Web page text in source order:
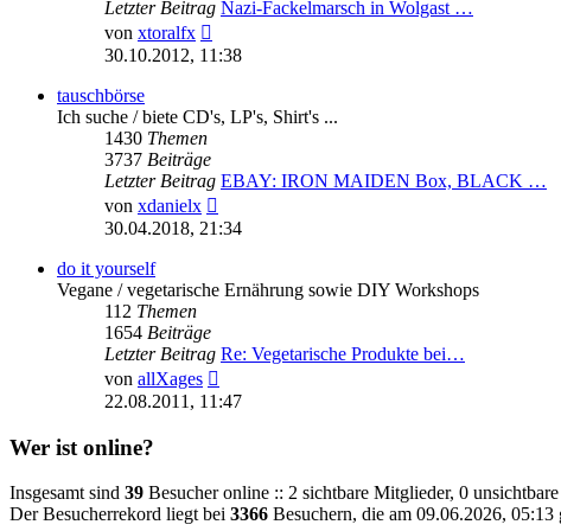
Letzter Beitrag Nazi-Fackelmarsch in Wolgast …
von xtoralfx
Beitrag
30.10.2012, 11:38
tauschbörse
Ich suche / biete CD's, LP's, Shirt's ...
1430 Themen
3737 Beiträge
Letzter Beitrag EBAY: IRON MAIDEN Box, BLACK …
von xdanielx
Beitrag
30.04.2018, 21:34
do it yourself
Vegane / vegetarische Ernährung sowie DIY Workshops
112 Themen
1654 Beiträge
Letzter Beitrag Re: Vegetarische Produkte bei…
von allXages
Beitrag
22.08.2011, 11:47
Wer ist online?
Insgesamt sind 39 Besucher online :: 2 sichtbare Mitglieder, 0
Der Besucherrekord liegt bei 3366 Besuchern, die am 09.06.2026,